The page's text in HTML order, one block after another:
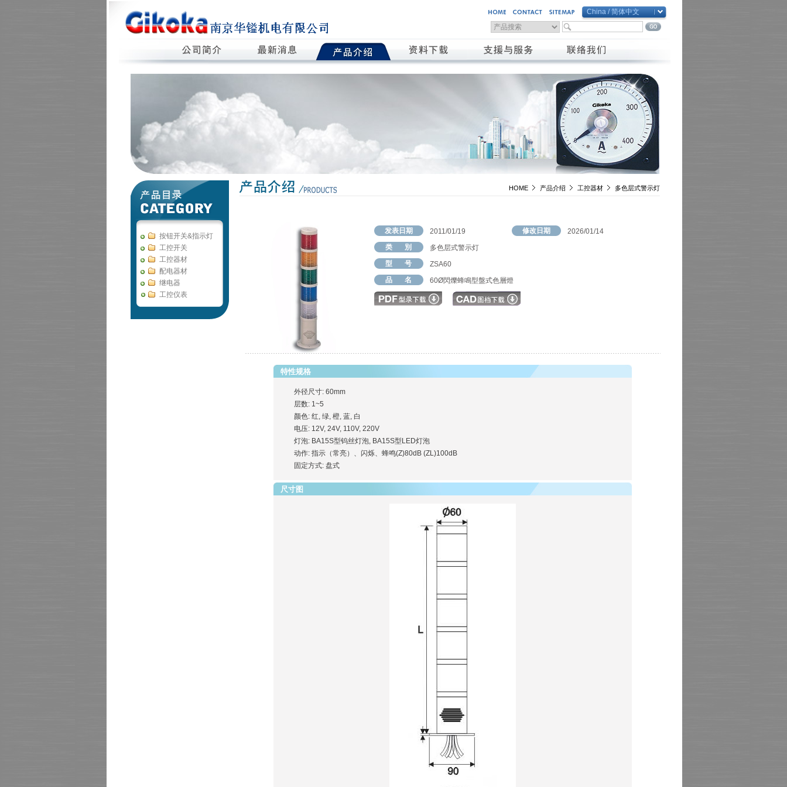
China / 简体中文
China / 简体中文
Vietnam / Việt Nam
按钮开关&指示灯
工控开关
工控器材
配电器材
继电器
工控仪表
HOME 产品介绍 工控器材 多色层式警示灯
发表日期 2011/01/19 修改日期
2026/01/14
类 別
多色层式警示灯
型 号
ZSA60
品 名
60Ø閃爍蜂鳴型盤式色層燈
特性规格
外径尺寸: 60mm
层数: 1~5
颜色: 红, 绿, 橙, 蓝, 白
电压: 12V, 24V, 110V, 220V
灯泡: BA15S型钨丝灯泡, BA15S型LED灯泡
动作: 指示（常亮）、闪烁、蜂鸣(Z)80dB (ZL)100dB
固定方式: 盘式
尺寸图